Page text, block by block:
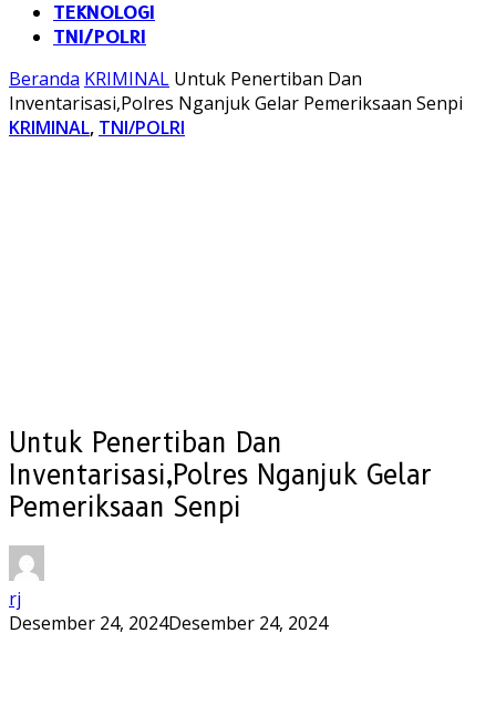
TEKNOLOGI
TNI/POLRI
Beranda KRIMINAL Untuk Penertiban Dan
Inventarisasi,Polres Nganjuk Gelar Pemeriksaan Senpi
KRIMINAL, TNI/POLRI
Untuk Penertiban Dan
Inventarisasi,Polres Nganjuk Gelar
Pemeriksaan Senpi
rj
Desember 24, 2024Desember 24, 2024